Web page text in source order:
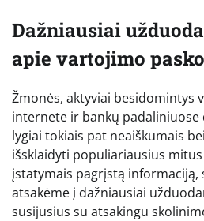
Dažniausiai
apie vartojimo
Žmonės, aktyviai besidomintys
internete ir bankų padaliniuose
lygiai tokiais pat neaiškumais
išsklaidyti populiariausius
įstatymais pagrįstą informaciją,
atsakėme į dažniausiai
susijusius su atsakingu